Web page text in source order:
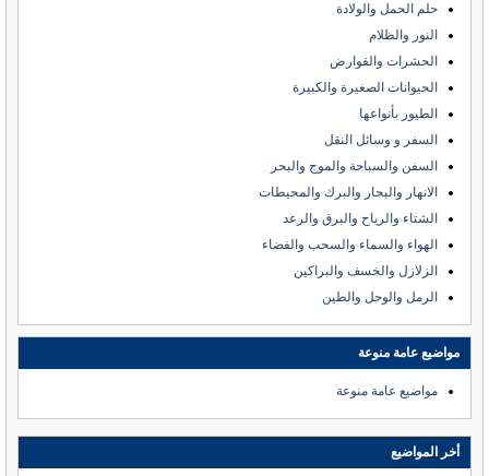
حلم الحمل والولادة
النور والظلام
الحشرات والقوارض
الحيوانات الصغيرة والكبيرة
الطيور بأنواعها
السفر و وسائل النقل
السفن والسباحة والموج والبحر
الانهار والبحار والبرك والمحيطات
الشتاء والرياح والبرق والرعد
الهواء والسماء والسحب والفضاء
الزلازل والخسف والبراكين
الرمل والوحل والطين
مواضيع عامة منوعة
مواضيع عامة منوعة
أخر المواضيع